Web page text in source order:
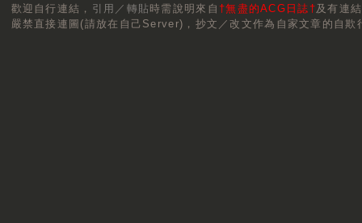
歡迎自行連結， 引用／轉貼時需說明來自 †無盡的ACG日誌†及有連
嚴禁直接連圖(請放在自己Server)，抄文／改文作為自家文章的自欺